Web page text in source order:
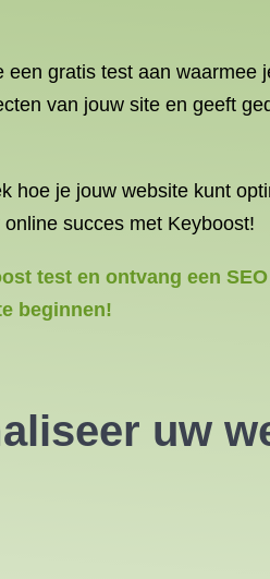
gratis test aan waarmee
van jouw site en geeft
hoe je jouw website kunt
succes met Keyboost!
test en ontvang een
beginnen!
uw